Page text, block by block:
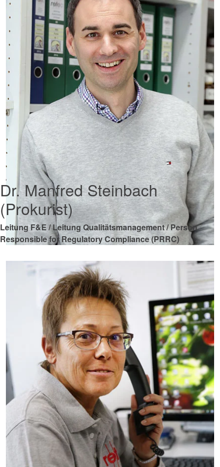
Dr. Manfred Steinbach
(Prokurist)
Leitung F&E / Leitung Qualitätsmanagement / Person
Responsible for Regulatory Compliance (PRRC)